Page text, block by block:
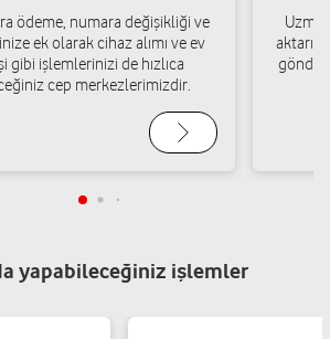
ödeme, numara değişikliği ve
ek olarak cihaz alımı ve ev
gibi işlemlerinizi de hızlıca
cep merkezlerimizdir.
yapabileceğiniz işlemler